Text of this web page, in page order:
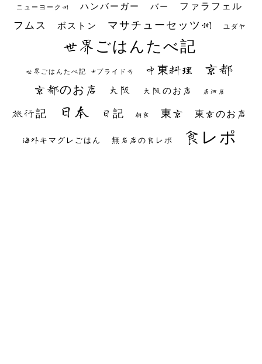
ニューヨーク州 ハンバーガー バー ファラフェル
フムス ボストン マサチューセッツ州 ユダヤ
世界ごはんたべ記
世界ごはんたべ記 #プライド号 中東料理 京都
京都のお店 大阪 大阪のお店 居酒屋
旅行記 日本 日記 朝食 東京 東京のお店
海外キマグレごはん 無名店の食レポ 食レポ